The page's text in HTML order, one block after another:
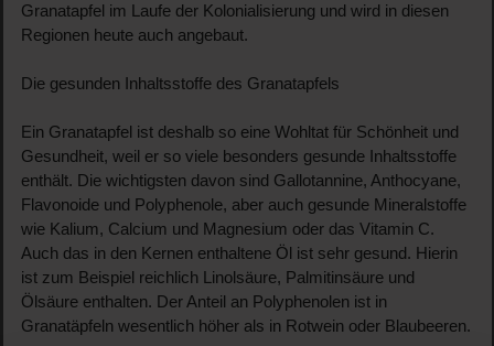
Granatapfel im Laufe der Kolonialisierung und wird in diesen
Regionen heute auch angebaut.
Die gesunden Inhaltsstoffe des Granatapfels
Ein Granatapfel ist deshalb so eine Wohltat für Schönheit und
Gesundheit, weil er so viele besonders gesunde Inhaltsstoffe
enthält. Die wichtigsten davon sind Gallotannine, Anthocyane,
Flavonoide und Polyphenole, aber auch gesunde Mineralstoffe
wie Kalium, Calcium und Magnesium oder das Vitamin C.
Auch das in den Kernen enthaltene Öl ist sehr gesund. Hierin
ist zum Beispiel reichlich Linolsäure, Palmitinsäure und
Ölsäure enthalten. Der Anteil an Polyphenolen ist in
Granatäpfeln wesentlich höher als in Rotwein oder Blaubeeren.